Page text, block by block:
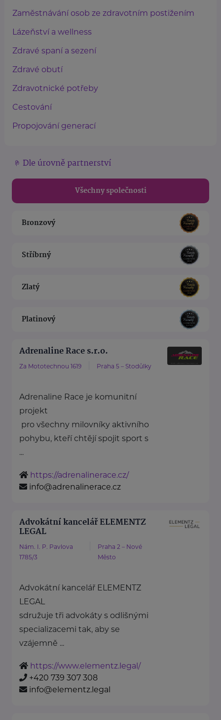
Zaměstnávání osob ze zdravotním postižením
Lázeňství a wellness
Zdravé spaní a sezení
Zdravé obutí
Zdravotnické potřeby
Cestování
Propojování generací
Dle úrovně partnerství
Všechny společnosti
Bronzový
Stříbrný
Zlatý
Platinový
Adrenaline Race s.r.o.
Za Mototechnou 1619 Praha 5 – Stodůlky
Adrenaline Race je komunitní
projekt
pro všechny milovníky aktivního
pohybu, kteří chtějí spojit sport s
...
https://adrenalinerace.cz/
info@adrenalinerace.cz
Advokátní kancelář ELEMENTZ
LEGAL
Nám. I. P. Pavlova
1785/3
Praha 2 – Nové
Město
Advokátní kancelář ELEMENTZ
LEGAL
sdružuje tři advokáty s odlišnými
specializacemi tak, aby se
vzájemně ...
https://www.elementz.legal/
+420 739 307 308
info@elementz.legal